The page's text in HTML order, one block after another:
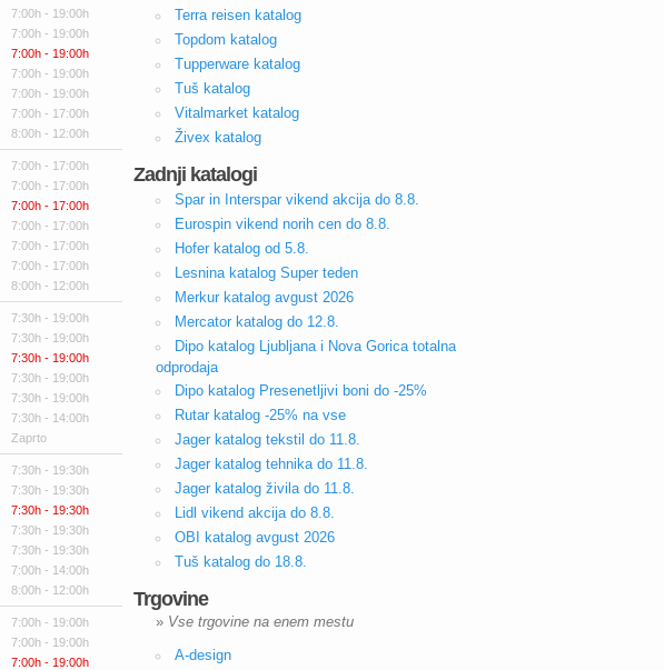
7:00h - 19:00h
7:00h - 19:00h
7:00h - 19:00h
7:00h - 19:00h
7:00h - 19:00h
7:00h - 17:00h
8:00h - 12:00h
7:00h - 17:00h
7:00h - 17:00h
7:00h - 17:00h
7:00h - 17:00h
7:00h - 17:00h
7:00h - 17:00h
8:00h - 12:00h
7:30h - 19:00h
7:30h - 19:00h
7:30h - 19:00h
7:30h - 19:00h
7:30h - 19:00h
7:30h - 14:00h
Zaprto
7:30h - 19:30h
7:30h - 19:30h
7:30h - 19:30h
7:30h - 19:30h
7:30h - 19:30h
7:00h - 14:00h
8:00h - 12:00h
7:00h - 19:00h
7:00h - 19:00h
7:00h - 19:00h
Terra reisen katalog
Topdom katalog
Tupperware katalog
Tuš katalog
Vitalmarket katalog
Živex katalog
Zadnji katalogi
Spar in Interspar vikend akcija do 8.8.
Eurospin vikend norih cen do 8.8.
Hofer katalog od 5.8.
Lesnina katalog Super teden
Merkur katalog avgust 2026
Mercator katalog do 12.8.
Dipo katalog Ljubljana i Nova Gorica totalna
odprodaja
Dipo katalog Presenetljivi boni do -25%
Rutar katalog -25% na vse
Jager katalog tekstil do 11.8.
Jager katalog tehnika do 11.8.
Jager katalog živila do 11.8.
Lidl vikend akcija do 8.8.
OBI katalog avgust 2026
Tuš katalog do 18.8.
Trgovine
» Vse trgovine na enem mestu
A-design